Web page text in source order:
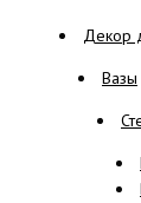
Декор
Вазы